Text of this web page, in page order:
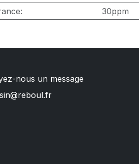
: 30ppm
nous un message